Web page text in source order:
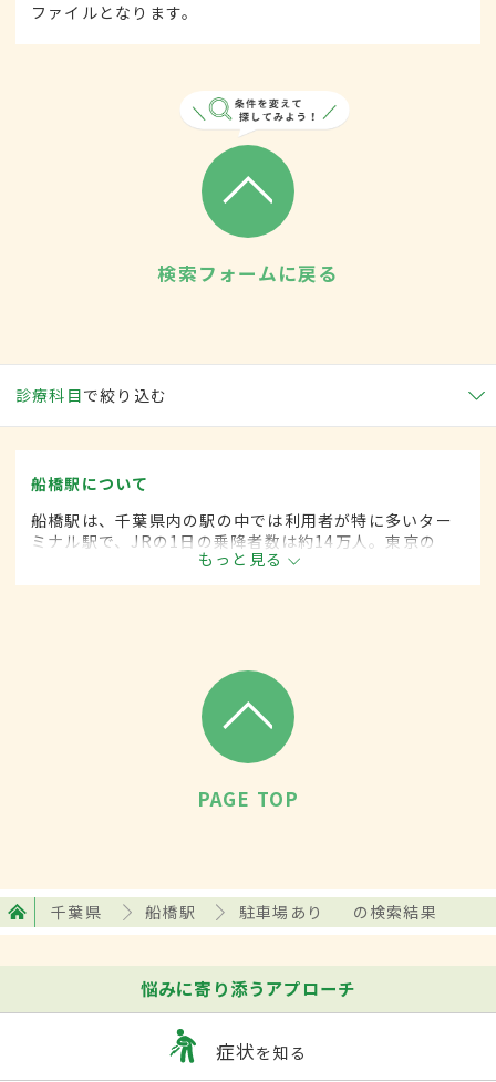
ファイルとなります。
検索フォームに戻る
診療科目で絞り込む
船橋駅について
船橋駅は、千葉県内の駅の中では利用者が特に多いター
ミナル駅で、JRの1日の乗降者数は約14万人。東京の
ベッドタウンとして発展し、古くからの住宅街と再開発
による新しい住宅が混在。大型商業施設も多く進出して
もっと見る
PAGE TOP
千葉県 船橋駅 駐車場あり の検索結果
悩みに寄り添うアプローチ
症状を知る